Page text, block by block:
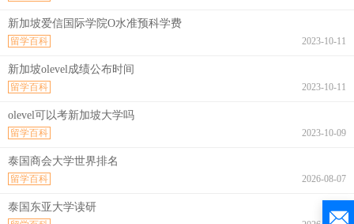
新加坡爱信国际学院O水准预科学费
2023-10-11
留学百科
新加坡olevel成绩公布时间
2023-10-11
留学百科
olevel可以考新加坡大学吗
2023-10-09
留学百科
泰国商会大学世界排名
2026-08-07
留学百科
泰国东亚大学读研